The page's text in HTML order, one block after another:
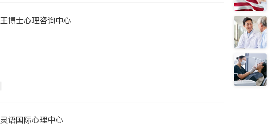
王博士心理咨询中心
灵语国际心理中心